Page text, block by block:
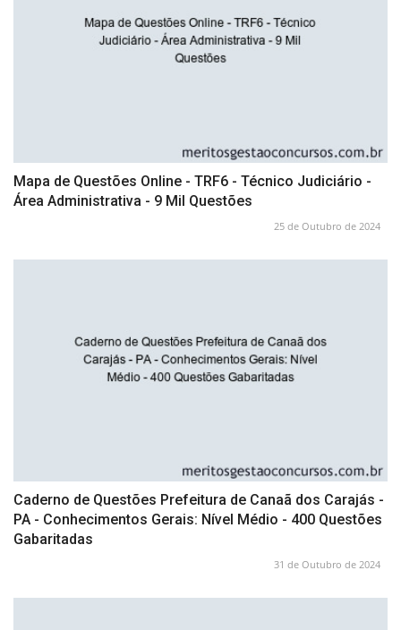
Mapa de Questões Online - TRF6 - Técnico Judiciário -
Área Administrativa - 9 Mil Questões
25 de Outubro de 2024
Caderno de Questões Prefeitura de Canaã dos Carajás -
PA - Conhecimentos Gerais: Nível Médio - 400 Questões
Gabaritadas
31 de Outubro de 2024